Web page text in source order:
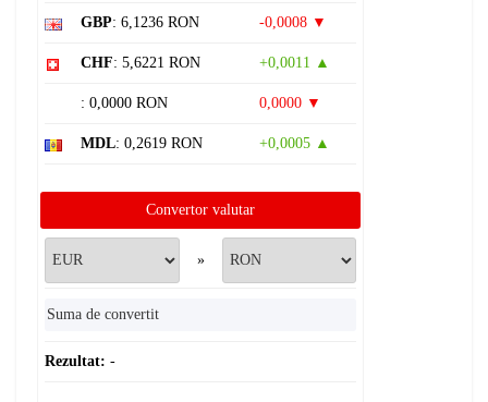
GBP: 6,1236 RON -0,0008 ▼
CHF: 5,6221 RON +0,0011 ▲
: 0,0000 RON 0,0000 ▼
MDL: 0,2619 RON +0,0005 ▲
Convertor valutar
»
Rezultat: -